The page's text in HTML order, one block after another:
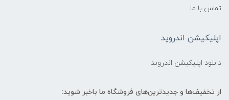
تماس با ما
اپلیکیشن اندروید
دانلود اپلیکیشن اندروبد
از تخفیف‌ها و جدیدترین‌های فروشگاه ما باخبر شوید: